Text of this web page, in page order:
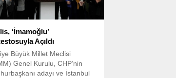
‘İmamoğlu’
Açıldı
Büyük Millet Meclisi
Genel Kurulu, CHP’nin
adayı ve İstanbul